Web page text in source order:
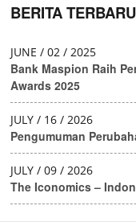
BERITA TERBARU
JUNE / 02 / 2025
Bank Maspion Raih
Awards 2025
JULY / 16 / 2026
Pengumuman
JULY / 09 / 2026
The Iconomics –